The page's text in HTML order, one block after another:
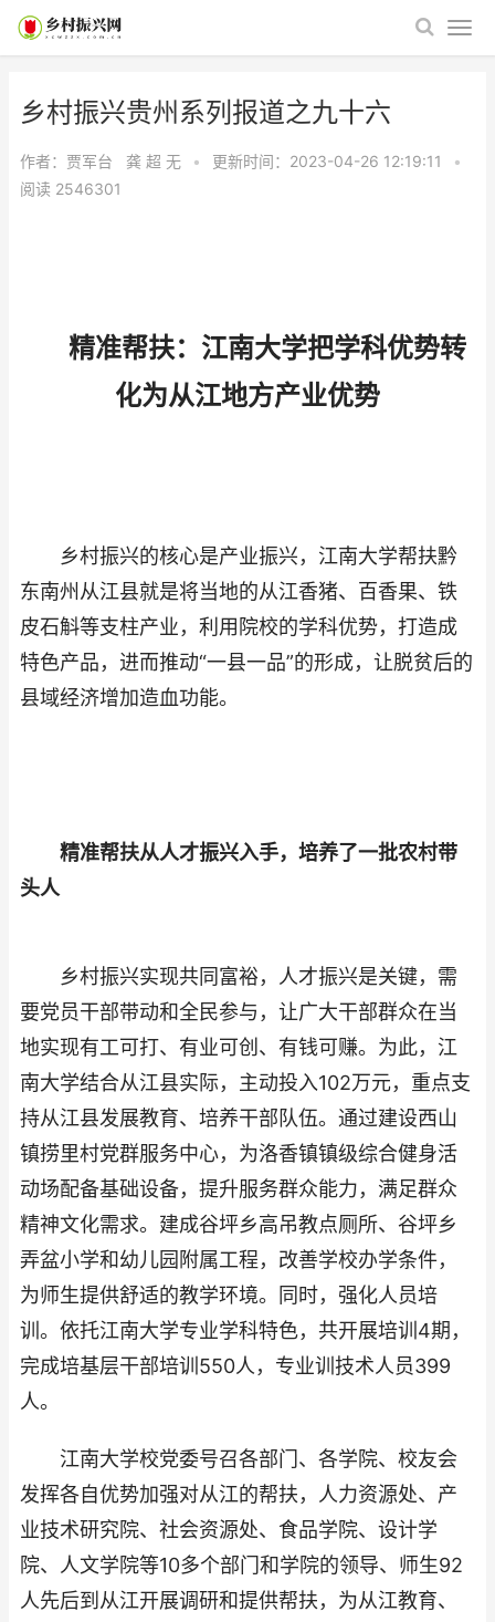
乡村振兴贵州系列报道之九十六
作者：贾军台 龚 超 无 • 更新时间：2023-04-26 12:19:11
•
阅读 2546301
精准帮扶：江南大学把学科优势转
化为从江地方产业优势
乡村振兴的核心是产业振兴，江南大学帮扶黔
东南州从江县就是将当地的从江香猪、百香果、铁
皮石斛等支柱产业，利用院校的学科优势，打造成
特色产品，进而推动“一县一品”的形成，让脱贫后的
县域经济增加造血功能。
精准帮扶从人才振兴入手，培养了一批农村带
头人
乡村振兴实现共同富裕，人才振兴是关键，需
要党员干部带动和全民参与，让广大干部群众在当
地实现有工可打、有业可创、有钱可赚。为此，江
南大学结合从江县实际，主动投入102万元，重点支
持从江县发展教育、培养干部队伍。通过建设西山
镇捞里村党群服务中心，为洛香镇镇级综合健身活
动场配备基础设备，提升服务群众能力，满足群众
精神文化需求。建成谷坪乡高吊教点厕所、谷坪乡
弄盆小学和幼儿园附属工程，改善学校办学条件，
为师生提供舒适的教学环境。同时，强化人员培
训。依托江南大学专业学科特色，共开展培训4期，
完成培基层干部培训550人，专业训技术人员399
人。
江南大学校党委号召各部门、各学院、校友会
发挥各自优势加强对从江的帮扶，人力资源处、产
业技术研究院、社会资源处、食品学院、设计学
院、人文学院等10多个部门和学院的领导、师生92
人先后到从江开展调研和提供帮扶，为从江教育、